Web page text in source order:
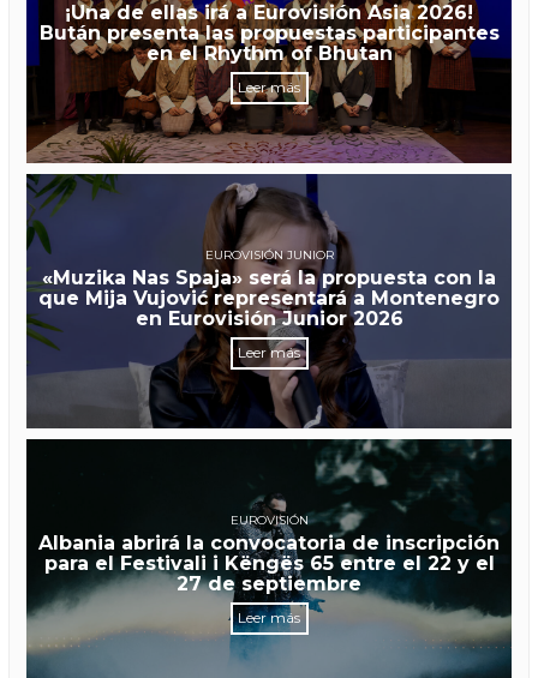
¡Una de ellas irá a Eurovisión Asia 2026!
Bután presenta las propuestas participantes
en el Rhythm of Bhutan
Leer más
EUROVISIÓN JUNIOR
«Muzika Nas Spaja» será la propuesta con la
que Mija Vujović representará a Montenegro
en Eurovisión Junior 2026
Leer más
EUROVISIÓN
Albania abrirá la convocatoria de inscripción
para el Festivali i Këngës 65 entre el 22 y el
27 de septiembre
Leer más